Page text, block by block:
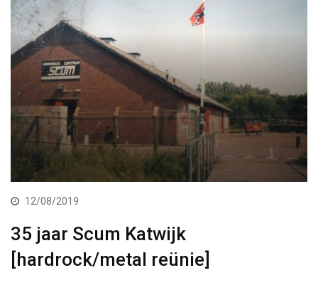
12/08/2019
35 jaar Scum Katwijk
[hardrock/metal reünie]